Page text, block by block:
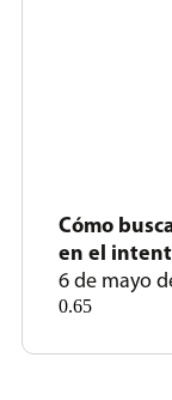
Cómo
en el
6 de mayo